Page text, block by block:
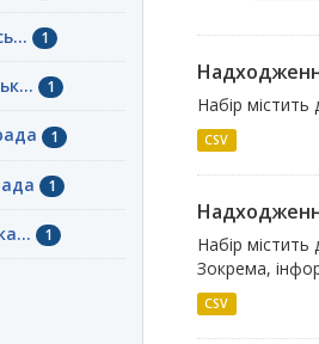
1
1
1
1
1
Набір
CSV
Набір містить
Зокрема,
CSV